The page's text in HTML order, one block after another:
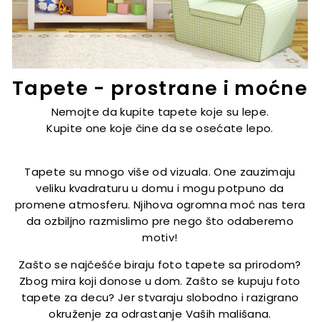
Tapete - prostrane i moćne
Nemojte da kupite tapete koje su lepe.
Kupite one koje čine da se osećate lepo.
Tapete su mnogo više od vizuala. One zauzimaju
veliku kvadraturu u domu i mogu potpuno da
promene atmosferu. Njihova ogromna moć nas tera
da ozbiljno razmislimo pre nego što odaberemo
motiv!
Zašto se najčešće biraju foto tapete sa prirodom?
Zbog mira koji donose u dom. Zašto se kupuju foto
tapete za decu? Jer stvaraju slobodno i razigrano
okruženje za odrastanje Vaših mališana.